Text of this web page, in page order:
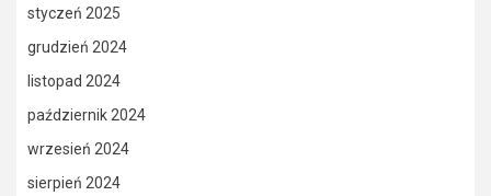
styczeń 2025
grudzień 2024
listopad 2024
październik 2024
wrzesień 2024
sierpień 2024